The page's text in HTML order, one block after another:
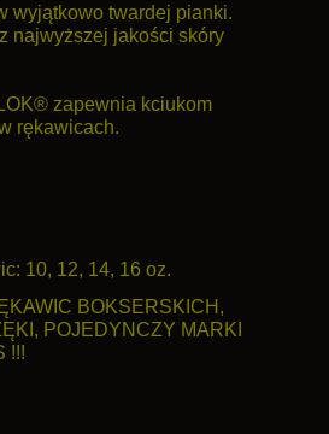
wyjątkowo twardej pianki.
najwyższej jakości skóry
zapewnia kciukom
rękawicach.
10, 12, 14, 16 oz.
BOKSERSKICH,
POJEDYNCZY MARKI
!!!